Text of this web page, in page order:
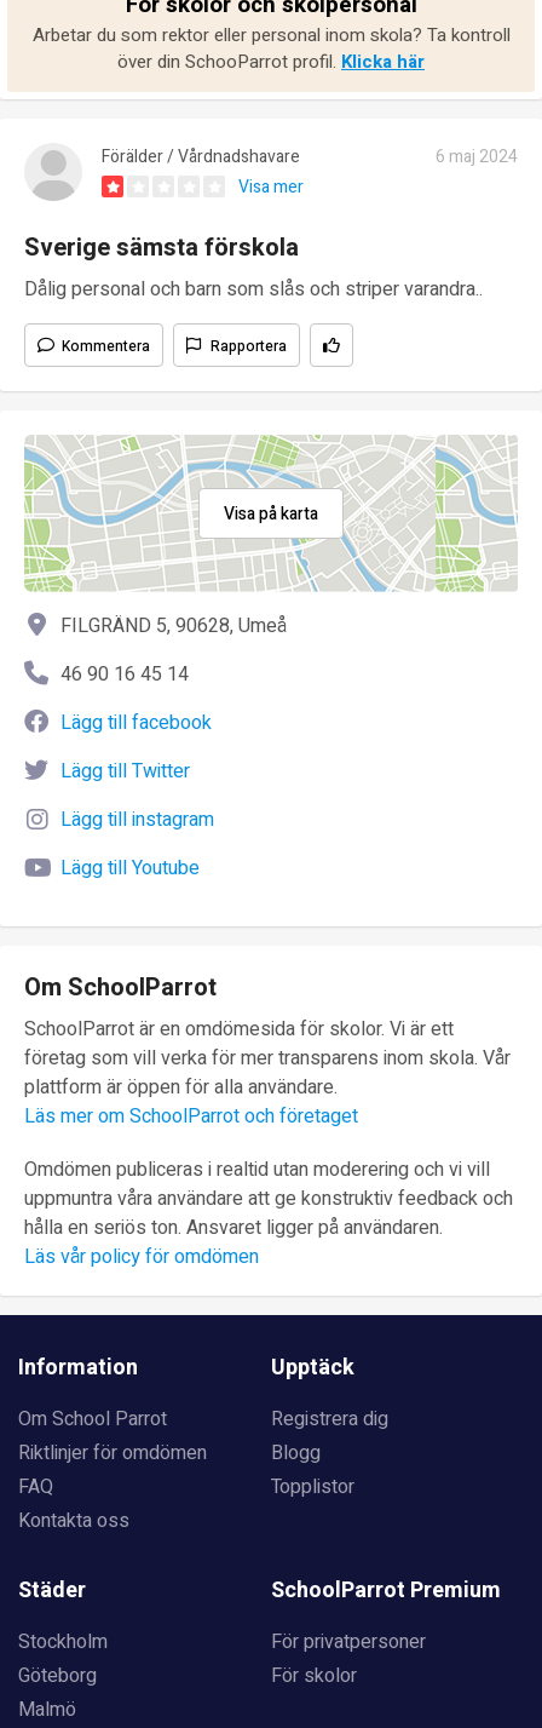
Arbetar du som rektor eller personal inom skola? Ta kontroll
över din SchooParrot profil. Klicka här
Förälder / Vårdnadshavare
6 maj 2024
Visa mer
Sverige sämsta förskola
Dålig personal och barn som slås och striper varandra..
Kommentera Rapportera
Visa på karta
FILGRÄND 5, 90628, Umeå
46 90 16 45 14
Lägg till facebook
Lägg till Twitter
Lägg till instagram
Lägg till Youtube
Om SchoolParrot
SchoolParrot är en omdömesida för skolor. Vi är ett
företag som vill verka för mer transparens inom skola. Vår
plattform är öppen för alla användare.
Läs mer om SchoolParrot och företaget
Omdömen publiceras i realtid utan moderering och vi vill
uppmuntra våra användare att ge konstruktiv feedback och
hålla en seriös ton. Ansvaret ligger på användaren.
Läs vår policy för omdömen
Information
Om School Parrot
Riktlinjer för omdömen
FAQ
Kontakta oss
Upptäck
Registrera dig
Blogg
Topplistor
Städer
Stockholm
Göteborg
Malmö
SchoolParrot Premium
För privatpersoner
För skolor